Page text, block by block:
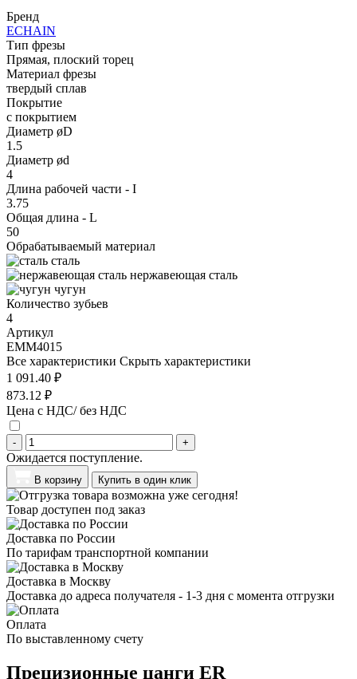
Бренд
ECHAIN
Тип фрезы
Прямая, плоский торец
Материал фрезы
твердый сплав
Покрытие
с покрытием
Диаметр øD
1.5
Диаметр ød
4
Длина рабочей части - I
3.75
Общая длина - L
50
Обрабатываемый материал
сталь
нержавеющая сталь
чугун
Количество зубьев
4
Артикул
EMM4015
Все характеристики Скрыть характеристики
1 091.40 ₽
873.12 ₽
Цена с НДС/ без НДС
- +
Ожидается поступление.
В корзину Купить в один клик
Товар доступен под заказ
Доставка по России
По тарифам транспортной компании
Доставка в Москву
Доставка до адреса получателя - 1-3 дня с момента отгрузки
Оплата
По выставленному счету
Прецизионные цанги ER